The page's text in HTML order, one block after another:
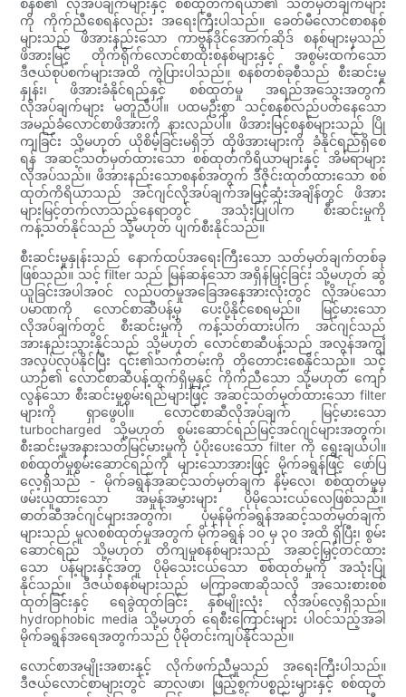
စနစ်၏ လိုအပ်ချက်များနှင့် စစ်ထုတ်ကိရိယာ၏ သတ်မှတ်ချက်များ
ကို ကိုက်ညီစေရန်လည်း အရေးကြီးပါသည်။ ခေတ်မီလောင်စာစနစ်
များသည် ဖိအားနည်းသော ကာဗွန်ဒိုင်အောက်ဆိုဒ် စနစ်များမှသည်
ဖိအားမြင့် တိုက်ရိုက်လောင်စာထိုးစနစ်များနှင့် အစွမ်းထက်သော
ဒီဇယ်စုပ်စက်များအထိ ကွဲပြားပါသည်။ စနစ်တစ်ခုစီသည် စီးဆင်းမှု
နှုန်း၊ ဖိအားခံနိုင်ရည်နှင့် စစ်ထုတ်မှု အရည်အသွေးအတွက်
လိုအပ်ချက်များ မတူညီပါ။ ပထမဦးစွာ သင့်စနစ်လည်ပတ်နေသော
အမည်ခံလောင်စာဖိအားကို နားလည်ပါ။ ဖိအားမြင့်စနစ်များသည် ပြို
ကျခြင်း သို့မဟုတ် ယိုစိမ့်ခြင်းမရှိဘဲ ထိုဖိအားများကို ခံနိုင်ရည်ရှိစေ
ရန် အဆင့်သတ်မှတ်ထားသော စစ်ထုတ်ကိရိယာများနှင့် အိမ်ရာများ
လိုအပ်သည်။ ဖိအားနည်းသောစနစ်အတွက် ဒီဇိုင်းထုတ်ထားသော စစ်
ထုတ်ကိရိယာသည် အင်ဂျင်လိုအပ်ချက်အမြင့်ဆုံးအချိန်တွင် ဖိအား
များမြင့်တက်လာသည့်နေရာတွင် အသုံးပြုပါက စီးဆင်းမှုကို
ကန့်သတ်နိုင်သည် သို့မဟုတ် ပျက်စီးနိုင်သည်။
စီးဆင်းမှုနှုန်းသည် နောက်ထပ်အရေးကြီးသော သတ်မှတ်ချက်တစ်ခု
ဖြစ်သည်။ သင့် filter သည် မြန်ဆန်သော အရှိန်မြှင့်ခြင်း သို့မဟုတ် ဆွဲ
ယူခြင်းအပါအဝင် လည်ပတ်မှုအခြေအနေအားလုံးတွင် လိုအပ်သော
ပမာဏကို လောင်စာဆီပန့်မှ ပေးပို့နိုင်စေရမည်။ မြင့်မားသော
လိုအပ်ချက်တွင် စီးဆင်းမှုကို ကန့်သတ်ထားပါက အင်ဂျင်သည်
အားနည်းသွားနိုင်သည် သို့မဟုတ် လောင်စာဆီပန့်သည် အလွန်အကျွံ
အလုပ်လုပ်နိုင်ပြီး ၎င်း၏သက်တမ်းကို တိုတောင်းစေနိုင်သည်။ သင့်
ယာဉ်၏ လောင်စာဆီပန့်ထွက်ရှိမှုနှင့် ကိုက်ညီသော သို့မဟုတ် ကျော်
လွန်သော စီးဆင်းမှုစွမ်းရည်များဖြင့် အဆင့်သတ်မှတ်ထားသော filter
များကို ရှာဖွေပါ။ လောင်စာဆီလိုအပ်ချက် မြင့်မားသော
turbocharged သို့မဟုတ် စွမ်းဆောင်ရည်မြင့်အင်ဂျင်များအတွက်၊
စီးဆင်းမှုအနားသတ်မြင့်မားမှုကို ပံ့ပိုးပေးသော filter ကို ရွေးချယ်ပါ။
စစ်ထုတ်မှုစွမ်းဆောင်ရည်ကို များသောအားဖြင့် မိုက်ခရွန်ဖြင့် ဖော်ပြ
လေ့ရှိသည် - မိုက်ခရွန်အဆင့်သတ်မှတ်ချက် နိမ့်လေ၊ စစ်ထုတ်မှုမှ
ဖမ်းယူထားသော အမှုန်အမွှားများ ပိုမိုသေးငယ်လေဖြစ်သည်။
ဓာတ်ဆီအင်ဂျင်များအတွက်၊ ပုံမှန်မိုက်ခရွန်အဆင့်သတ်မှတ်ချက်
များသည် မူလစစ်ထုတ်မှုအတွက် မိုက်ခရွန် ၁၀ မှ ၃၀ အထိ ရှိပြီး၊ စွမ်း
ဆောင်ရည် သို့မဟုတ် တိကျမှုစနစ်များသည် အဆင့်မြှင့်တင်ထား
သော ပန့်များနှင့်အတူ ပိုမိုသေးငယ်သော စစ်ထုတ်မှုကို အသုံးပြု
နိုင်သည်။ ဒီဇယ်စနစ်များသည် မကြာခဏဆိုသလို အသေးစားစစ်
ထုတ်ခြင်းနှင့် ရေခွဲထုတ်ခြင်း နှစ်မျိုးလုံး လိုအပ်လေ့ရှိသည်။
hydrophobic media သို့မဟုတ် ရေစီးကြောင်းများ ပါဝင်သည့်အခါ
မိုက်ခရွန်အရေအတွက်သည် ပိုမိုတင်းကျပ်နိုင်သည်။
လောင်စာအမျိုးအစားနှင့် လိုက်ဖက်ညီမှုသည် အရေးကြီးပါသည်။
ဒီဇယ်လောင်စာများတွင် ဆာလဖာ၊ ဖြည့်စွက်ပစ္စည်းများနှင့် စစ်ထုတ်